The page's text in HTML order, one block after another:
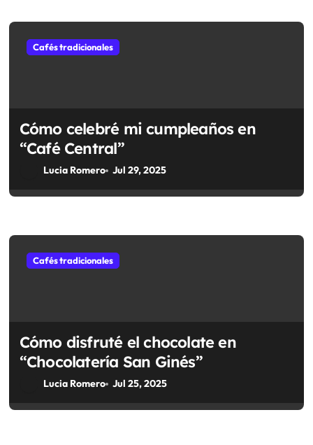
Cafés tradicionales
Cómo celebré mi cumpleaños en
“Café Central”
Lucia Romero Jul 29, 2025
Cafés tradicionales
Cómo disfruté el chocolate en
“Chocolatería San Ginés”
Lucia Romero Jul 25, 2025